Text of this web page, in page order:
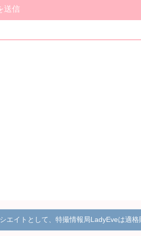
エイトとして、特撮情報局LadyEveは適